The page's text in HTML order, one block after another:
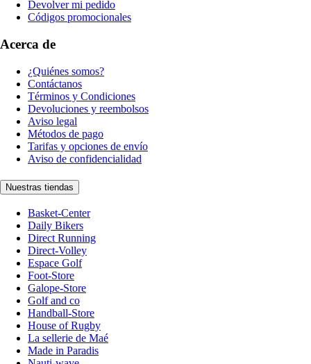
Devolver mi pedido
Códigos promocionales
Acerca de
¿Quiénes somos?
Contáctanos
Términos y Condiciones
Devoluciones y reembolsos
Aviso legal
Métodos de pago
Tarifas y opciones de envío
Aviso de confidencialidad
Nuestras tiendas
Basket-Center
Daily Bikers
Direct Running
Direct-Volley
Espace Golf
Foot-Store
Galope-Store
Golf and co
Handball-Store
House of Rugby
La sellerie de Maé
Made in Paradis